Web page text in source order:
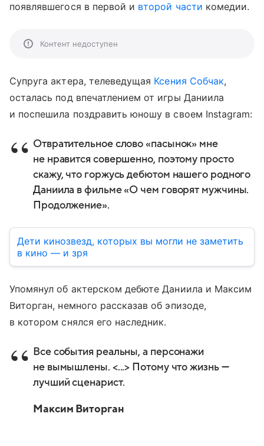
появлявшегося в первой и второй части комедии.
Контент недоступен
Супруга актера, телеведущая Ксения Собчак,
осталась под впечатлением от игры Даниила
и поспешила поздравить юношу в своем Instagram:
Отвратительное слово «пасынок» мне
не нравится совершенно, поэтому просто
скажу, что горжусь дебютом нашего родного
Даниила в фильме «О чем говорят мужчины.
Продолжение».
Дети кинозвезд, которых вы могли не заметить
в кино — и зря
Упомянул об актерском дебюте Даниила и Максим
Виторган, немного рассказав об эпизоде,
в котором снялся его наследник.
Все события реальны, а персонажи
не вымышлены. <...> Потому что жизнь —
лучший сценарист.
Максим Виторган